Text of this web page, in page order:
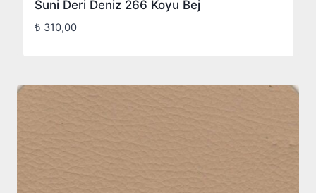
Suni Deri Deniz 266 Koyu Bej
₺ 310,00